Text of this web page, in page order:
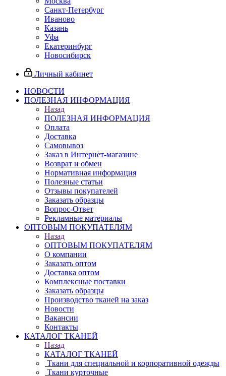
Санкт-Петербург
Иваново
Казань
Уфа
Екатеринбург
Новосибирск
Личный кабинет
НОВОСТИ
ПОЛЕЗНАЯ ИНФОРМАЦИЯ
Назад
ПОЛЕЗНАЯ ИНФОРМАЦИЯ
Оплата
Доставка
Самовывоз
Заказ в Интернет-магазине
Возврат и обмен
Нормативная информация
Полезные статьи
Отзывы покупателей
Заказать образцы
Вопрос-Ответ
Рекламные материалы
ОПТОВЫМ ПОКУПАТЕЛЯМ
Назад
ОПТОВЫМ ПОКУПАТЕЛЯМ
О компании
Заказать оптом
Доставка оптом
Комплексные поставки
Заказать образцы
Производство тканей на заказ
Новости
Вакансии
Контакты
КАТАЛОГ ТКАНЕЙ
Назад
КАТАЛОГ ТКАНЕЙ
Ткани для специальной и корпоративной одежды
Ткани курточные